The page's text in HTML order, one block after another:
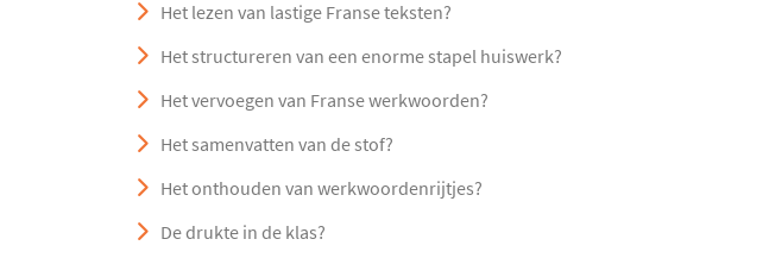
Het lezen van lastige Franse teksten?
Het structureren van een enorme stapel huiswerk?
Het vervoegen van Franse werkwoorden?
Het samenvatten van de stof?
Het onthouden van werkwoordenrijtjes?
De drukte in de klas?